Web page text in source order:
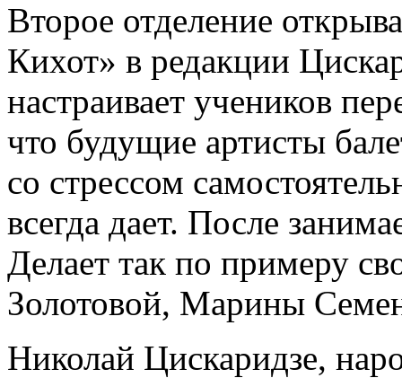
Второе отделение
Кихот» в редакции
настраивает учеников
что будущие артисты
со стрессом
всегда дает. После
Делает так по примеру
Золотовой, Марины
Николай Цискаридзе,